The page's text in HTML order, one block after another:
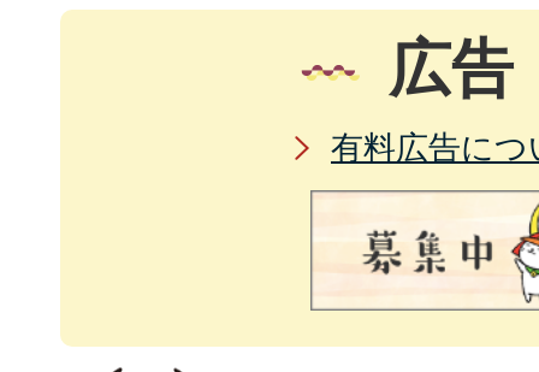
広告
有料広告につ